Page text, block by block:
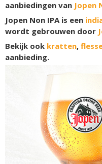
aanbiedingen van Jopen
Jopen Non IPA is een
wordt gebrouwen door
Bekijk ook kratten,
aanbieding.